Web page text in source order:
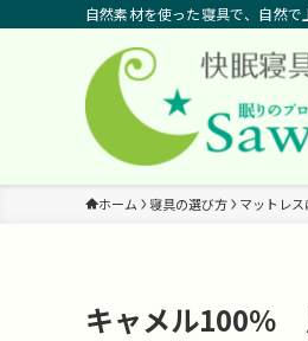
自然素材を使った寝具で、自然で
ホーム 寝具の選び方 マットレ
キャメル100％